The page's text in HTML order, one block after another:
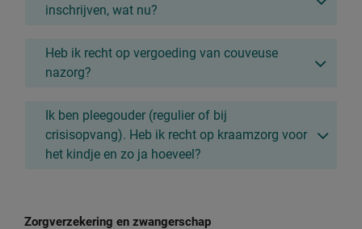
inschrijven, wat nu?
Heb ik recht op vergoeding van couveuse
nazorg?
Ik ben pleegouder (regulier of bij
crisisopvang). Heb ik recht op kraamzorg voor
het kindje en zo ja hoeveel?
Zorgverzekering en zwangerschap